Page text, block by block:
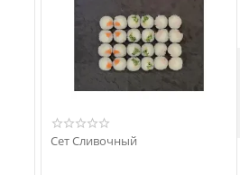
Сет Сливочный